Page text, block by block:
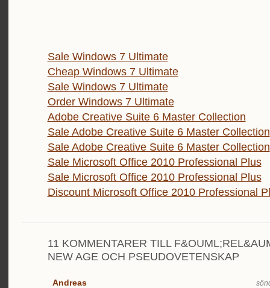
Sale Windows 7 Ultimate
Cheap Windows 7 Ultimate
Sale Windows 7 Ultimate
Order Windows 7 Ultimate
Adobe Creative Suite 6 Master Collection
Sale Adobe Creative Suite 6 Master Collection
Sale Adobe Creative Suite 6 Master Collection
Sale Microsoft Office 2010 Professional Plus
Sale Microsoft Office 2010 Professional Plus
Discount Microsoft Office 2010 Professional
11 KOMMENTARER TILL
NEW AGE OCH PSEUDOVETENSKAP
Andreas